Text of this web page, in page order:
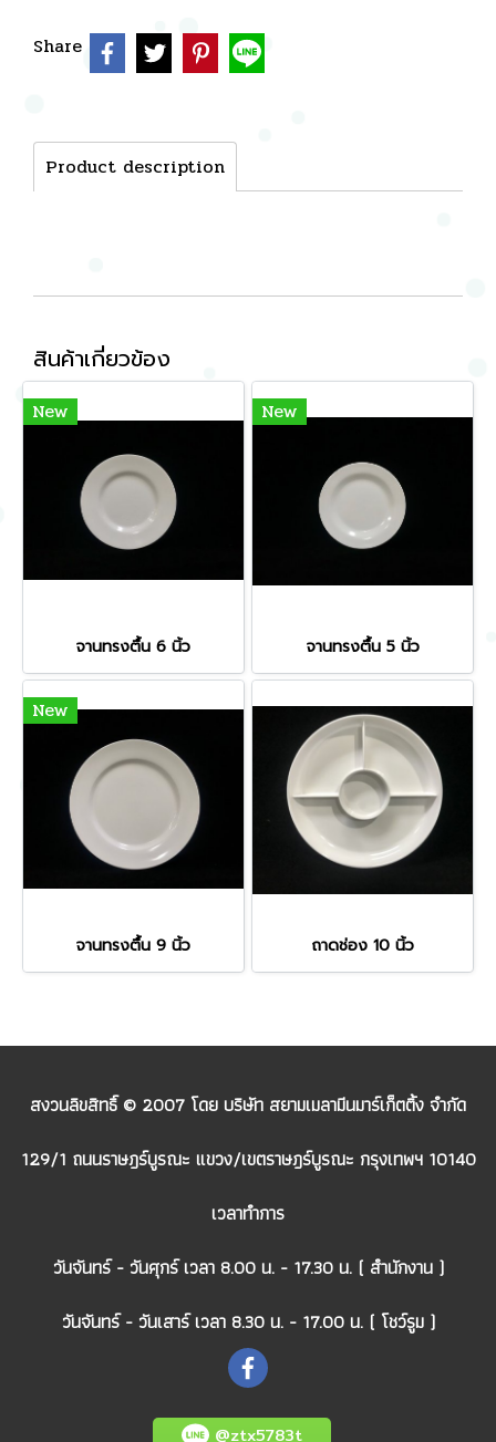
Share
Product description
สินค้าเกี่ยวข้อง
New
จานทรงตื้น 6 นิ้ว
New
จานทรงตื้น 5 นิ้ว
New
จานทรงตื้น 9 นิ้ว ถาดช่อง 10 นิ้ว
สงวนลิขสิทธิ์ © 2007 โดย บริษัท สยามเมลามีนมาร์เก็ตติ้ง จำกัด
129/1 ถนนราษฎร์บูรณะ แขวง/เขตราษฎร์บูรณะ กรุงเทพฯ 10140
เวลาทำการ
วันจันทร์ - วันศุกร์ เวลา 8.00 น. - 17.30 น. ( สำนักงาน )
วันจันทร์ - วันเสาร์ เวลา 8.30 น. - 17.00 น. ( โชว์รูม )
@ztx5783t